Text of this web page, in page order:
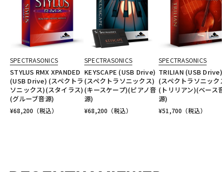
SPECTRASONICS
STYLUS RMX XPANDED
(USB Drive) (スペクトラ
ソニックス)(スタイラス)
(グルーブ音源)
¥68,200 （税込）
SPECTRASONICS
KEYSCAPE (USB Drive)
(スペクトラソニックス)
(キースケープ)(ピアノ音
源)
¥68,200 （税込）
SPECTRASONICS
TRILIAN (USB Drive)
(スペクトラソニック
(トリリアン)(ベース
源)
¥51,700 （税込）